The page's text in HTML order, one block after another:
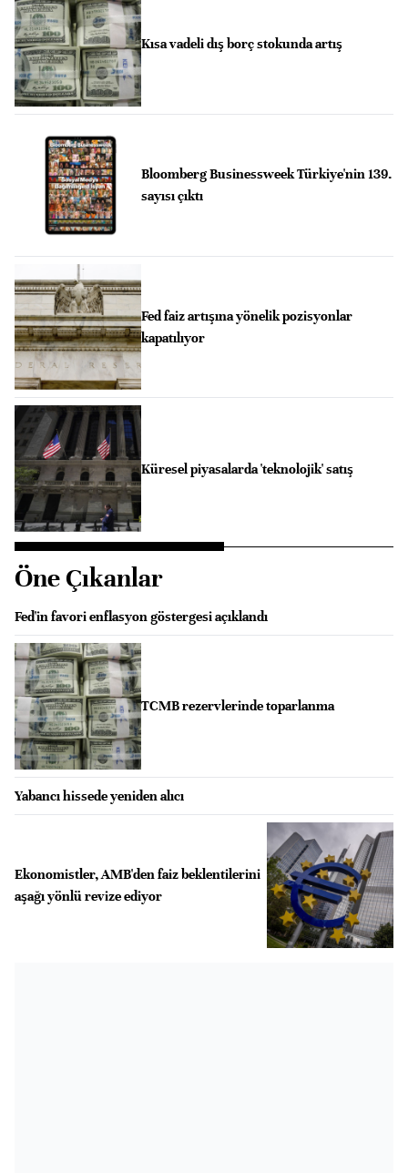
Kısa vadeli dış borç stokunda artış
Bloomberg Businessweek Türkiye'nin 139.
sayısı çıktı
Fed faiz artışına yönelik pozisyonlar
kapatılıyor
Küresel piyasalarda 'teknolojik' satış
Öne Çıkanlar
Fed'in favori enflasyon göstergesi açıklandı
TCMB rezervlerinde toparlanma
Yabancı hissede yeniden alıcı
Ekonomistler, AMB'den faiz beklentilerini
aşağı yönlü revize ediyor